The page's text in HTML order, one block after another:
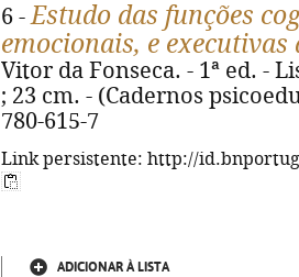
6 -Estudo das funções
emocionais, e
Vitor da Fonseca. - 1ª ed. -
; 23 cm. - (Cadernos
780-615-7
Link persistente: http://
ADICIONAR À LISTA